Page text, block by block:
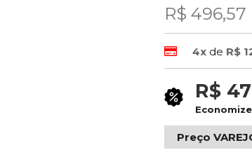
R$ 496,57
4x de R$
R$
Economize
Preço